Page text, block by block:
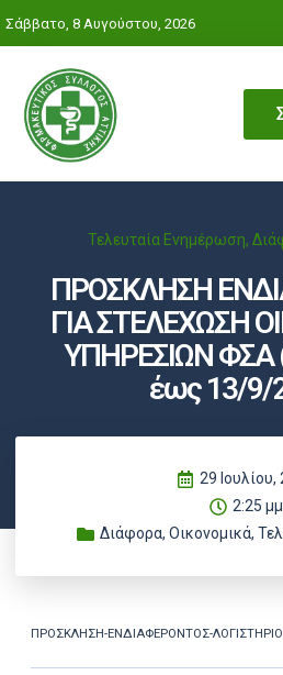
Σάββατο, 8 Αυγούστου, 2026
Τελευταία Ενημέρωση,
ΠΡΟΣΚΛΗΣΗ
ΓΙΑ ΣΤΕΛΕΧΩΣΗ
ΥΠΗΡΕΣΙΩΝ ΦΣΑ
έως 13/9/
29 Ιουλίου,
2:25 μμ
Διάφορα, Οικονομικά,
ΠΡΟΣΚΛΗΣΗ-ΕΝΔΙΑΦΕΡΟΝΤΟΣ-ΛΟΓΙΣΤΗΡΙΟ